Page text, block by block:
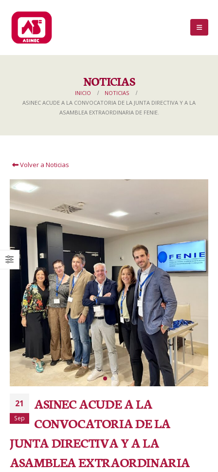
NOTICIAS
INICIO
NOTICIAS
ASINEC ACUDE A LA CONVOCATORIA DE LA JUNTA DIRECTIVA Y A LA
ASAMBLEA EXTRAORDINARIA DE FENIE.
Volver a Noticias
21
Sep
ASINEC ACUDE A LA
CONVOCATORIA DE LA
JUNTA DIRECTIVA Y A LA
ASAMBLEA EXTRAORDINARIA